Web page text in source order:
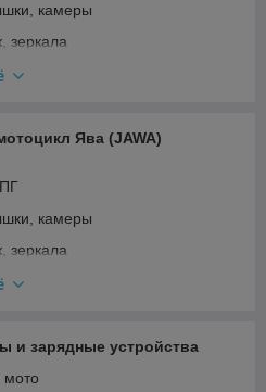
и карбюратор
и зажигание
камеры
зеркала
и карбюратор
вариатор, цепи)
и зажигание
Ява (JAWA)
камеры
зеркала
прокладки, подшипники
и зарядные устройства
мото